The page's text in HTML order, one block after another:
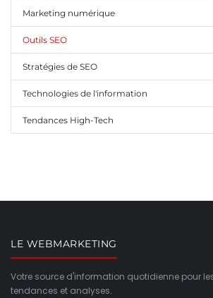
Marketing numérique
Outils SEO
Stratégies de SEO
Technologies de l'information
Tendances High-Tech
LE WEBMARKETING
Votre source d'information quotidienne pour
tendances et analyses.